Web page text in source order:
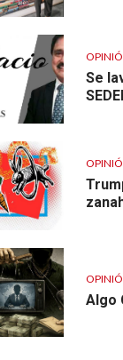
Se
Algo